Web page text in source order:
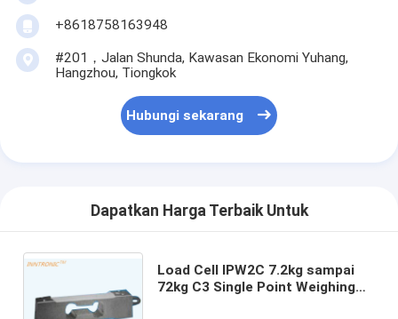
+8618758163948
#201，Jalan Shunda, Kawasan Ekonomi Yuhang,
Hangzhou, Tiongkok
Hubungi sekarang
Dapatkan Harga Terbaik Untuk
Load Cell IPW2C 7.2kg sampai
72kg C3 Single Point Weighing